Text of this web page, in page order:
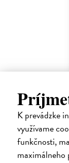
K prevádzke
využívame
funkčnosti,
maximálneho
Vztah
otázku
Šír Roman
| Kniha
Tato kniha se
morálky. Morálka